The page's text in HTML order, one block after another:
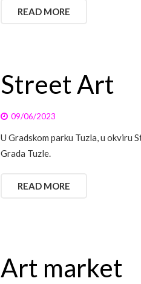
READ MORE
Street Art
09/06/2023
U Gradskom parku Tuzla, u okviru
Grada Tuzle.
READ MORE
Art market